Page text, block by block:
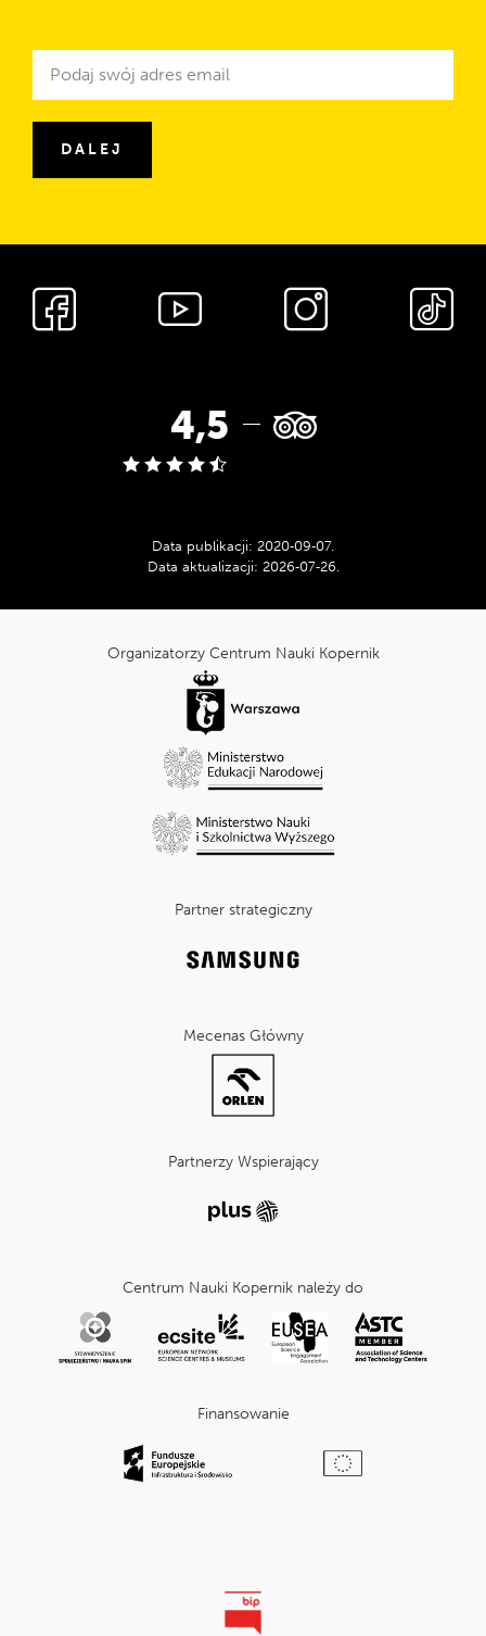
Newsletter
DALEJ
Media
społecznościowe
Ocena
w
serwisie
Tripadvisor:
4,5
Data publikacji: 2020‑09‑07.
Data aktualizacji: 2026‑07‑26.
Organizatorzy Centrum Nauki Kopernik
Partner strategiczny
Mecenas Główny
Partnerzy Wspierający
Centrum Nauki Kopernik należy do
Finansowanie